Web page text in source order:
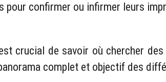
pour confirmer ou infirmer leurs
crucial de savoir où chercher
complet et objectif des